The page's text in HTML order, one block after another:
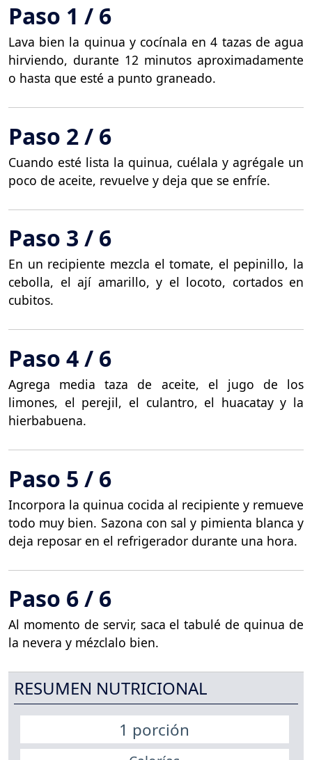
Paso 1 / 6
Lava bien la quinua y cocínala en 4 tazas de agua
hirviendo, durante 12 minutos aproximadamente
o hasta que esté a punto graneado.
Paso 2 / 6
Cuando esté lista la quinua, cuélala y agrégale un
poco de aceite, revuelve y deja que se enfríe.
Paso 3 / 6
En un recipiente mezcla el tomate, el pepinillo, la
cebolla, el ají amarillo, y el locoto, cortados en
cubitos.
Paso 4 / 6
Agrega media taza de aceite, el jugo de los
limones, el perejil, el culantro, el huacatay y la
hierbabuena.
Paso 5 / 6
Incorpora la quinua cocida al recipiente y remueve
todo muy bien. Sazona con sal y pimienta blanca y
deja reposar en el refrigerador durante una hora.
Paso 6 / 6
Al momento de servir, saca el tabulé de quinua de
la nevera y mézclalo bien.
RESUMEN NUTRICIONAL
1 porción